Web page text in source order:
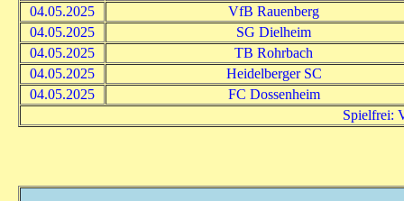
04.05.2025
VfB Rauenberg
04.05.2025
SG Dielheim
04.05.2025
TB Rohrbach
04.05.2025
Heidelberger SC
04.05.2025
FC Dossenheim
Spielfrei: